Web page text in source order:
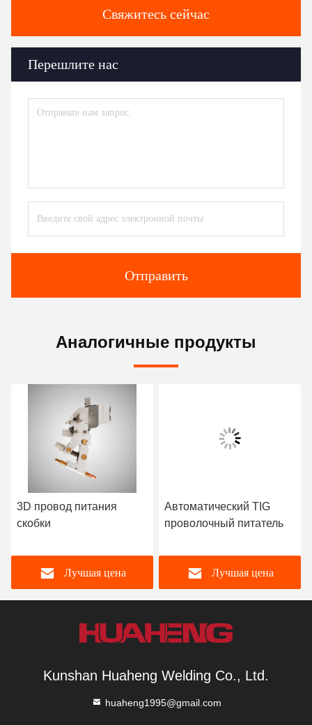
Свяжитесь сейчас
Перешлите нас
Отправить
Аналогичные продукты
3D провод питания
скобки
Лучшая цена
Автоматический TIG
проволочный питатель
Лучшая цена
Kunshan Huaheng Welding Co., Ltd.
huaheng1995@gmail.com